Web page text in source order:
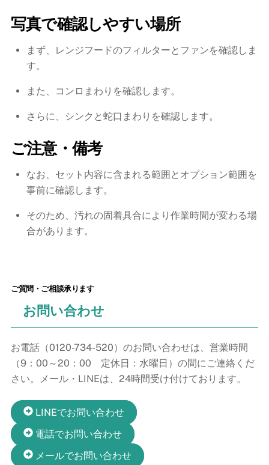
写真で確認しやすい場所
まず、レンジフードのフィルターとファンを確認しま
す。
また、コンロまわりを確認します。
さらに、シンクと蛇口まわりを確認します。
ご注意・備考
なお、セット内容に含まれる範囲とオプション範囲を
事前に確認します。
そのため、汚れの固着具合により作業時間が変わる場
合があります。
ご質問・ご相談承ります
お問い合わせ
お電話（0120-734-520）のお問い合わせは、営業時間
（9：00～20：00 定休日：水曜日）の間にご連絡くだ
さい。メール・LINEは、24時間受け付けております。
LINEでお問い合わせ
電話でお問い合わせ
メールでお問い合わせ